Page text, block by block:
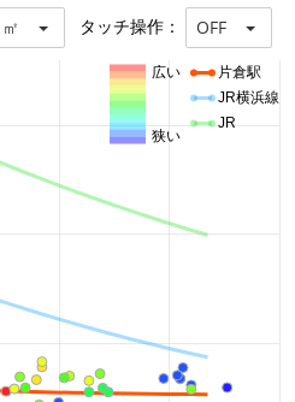
㎡ タッチ操作： OFF
片倉駅
JR横浜線
JR
広い
狭い